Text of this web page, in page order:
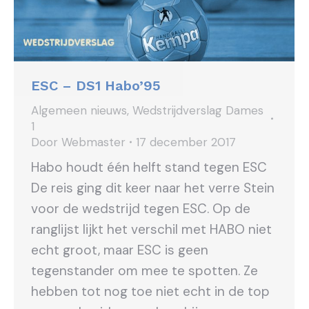
ESC – DS1 Habo’95
Algemeen nieuws, Wedstrijdverslag Dames
1
Door Webmaster 17 december 2017
Habo houdt één helft stand tegen ESC
De reis ging dit keer naar het verre Stein
voor de wedstrijd tegen ESC. Op de
ranglijst lijkt het verschil met HABO niet
echt groot, maar ESC is geen
tegenstander om mee te spotten. Ze
hebben tot nog toe niet echt in de top